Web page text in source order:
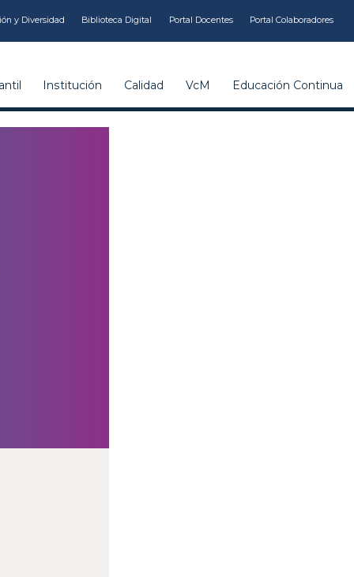
y Diversidad Biblioteca Digital Portal Docentes Portal Colaboradores
Institución Calidad VcM Educación Continua